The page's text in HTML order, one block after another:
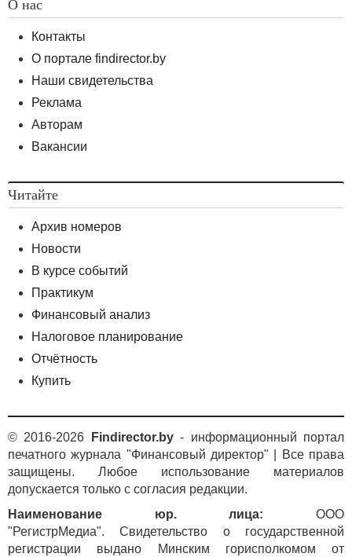
О нас
Контакты
О портале findirector.by
Наши свидетельства
Реклама
Авторам
Вакансии
Читайте
Архив номеров
Новости
В курсе событий
Практикум
Финансовый анализ
Налоговое планирование
Отчётность
Купить
© 2016-2026 Findirector.by- информационный портал
печатного журнала "Финансовый директор" | Все права
защищены. Любое использование материалов
допускается только с согласия редакции.
Наименование юр. лица: ООО
"РегистрМедиа". Свидетельство о государственной
регистрации выдано Минским горисполкомом от